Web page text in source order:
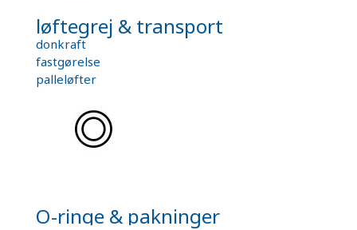
løftegrej & transport
donkraft
fastgørelse
palleløfter
O-ringe & pakninger